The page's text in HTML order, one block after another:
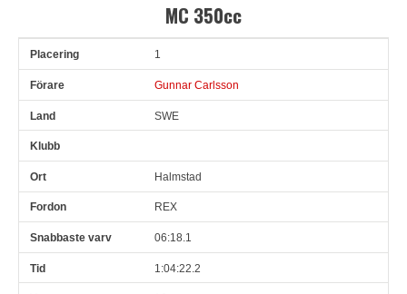
MC 350cc
Pl Förare 1
Gunnar Carlsson
SWE
Halmstad
REX
06:18.1
1:04:22.2